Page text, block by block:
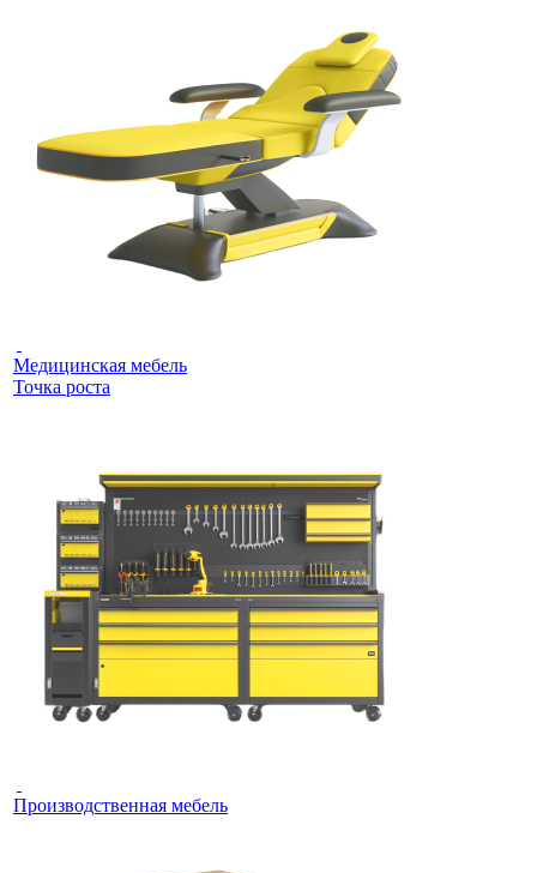
Медицинская мебель
Точка роста
Производственная мебель